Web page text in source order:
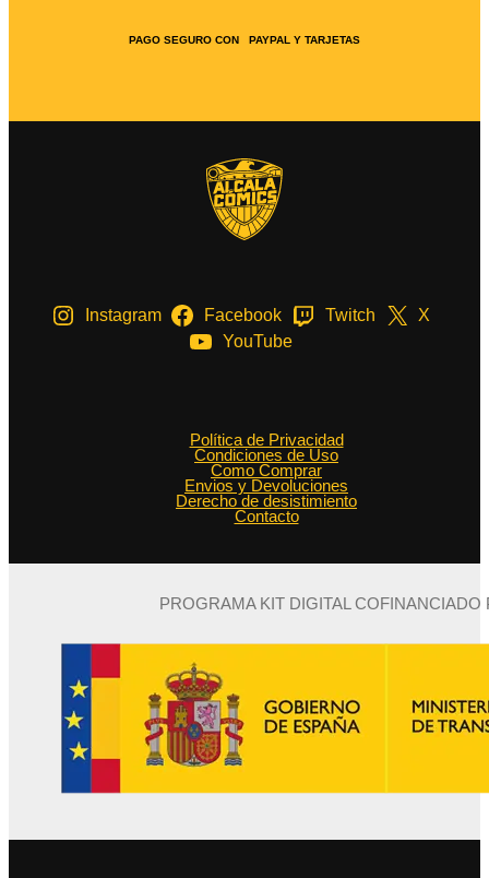
PAGO SEGURO CON PAYPAL Y TARJETAS
Instagram Facebook Twitch
X
YouTube
Política de Privacidad
Condiciones de Uso
Como Comprar
Envios y Devoluciones
Derecho de desistimiento
Contacto
PROGRAMA KIT DIGITAL